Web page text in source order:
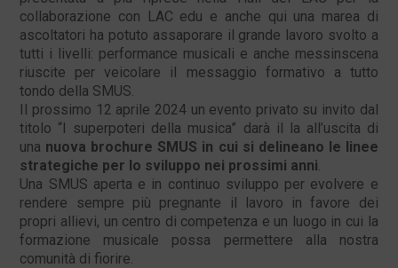
collaborazione con LAC edu e anche qui una marea di
ascoltatori ha potuto assaporare il grande lavoro svolto a
tutti i livelli: performance musicali e anche messinscena
riuscite per veicolare il messaggio formativo a tutto
tondo della SMUS.
Il prossimo 12 aprile 2024 un evento privato su invito dal
titolo “I superpoteri della musica” darà il la all’uscita di
una nuova brochure SMUS in cui si delineano le linee
strategiche per lo sviluppo nei prossimi anni
Una SMUS aperta e in continuo sviluppo per evolvere e
rendere sempre più pregnante il lavoro in favore dei
propri allievi, un centro di competenza e un luogo in cui la
formazione musicale possa permettere alla nostra
comunità di fiorire.